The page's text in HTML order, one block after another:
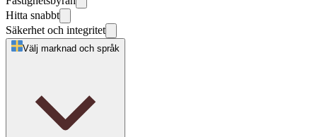
Hitta snabbt
Säkerhet och integritet
Välj marknad och språk